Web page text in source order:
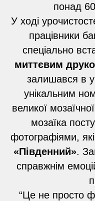
понад
У ході
працівники
спеціально
миттєвим
залишався в
унікальним
великої
мозаїка
фотографіями,
«Південний».
справжнім
“Це не просто